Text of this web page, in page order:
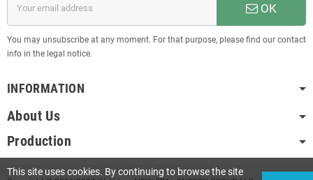
OK
You may unsubscribe at any moment. For that purpose, please find our contact
info in the legal notice.
INFORMATION
About Us
Production
This site uses cookies. By continuing to browse the site